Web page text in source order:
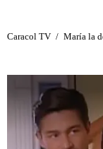
Caracol TV / María la